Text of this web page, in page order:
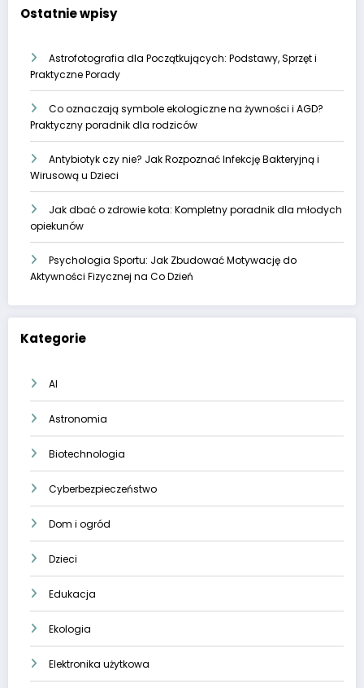
Ostatnie wpisy
Astrofotografia dla Początkujących: Podstawy, Sprzęt i
Praktyczne Porady
Co oznaczają symbole ekologiczne na żywności i AGD?
Praktyczny poradnik dla rodziców
Antybiotyk czy nie? Jak Rozpoznać Infekcję Bakteryjną i
Wirusową u Dzieci
Jak dbać o zdrowie kota: Kompletny poradnik dla młodych
opiekunów
Psychologia Sportu: Jak Zbudować Motywację do
Aktywności Fizycznej na Co Dzień
Kategorie
AI
Astronomia
Biotechnologia
Cyberbezpieczeństwo
Dom i ogród
Dzieci
Edukacja
Ekologia
Elektronika użytkowa